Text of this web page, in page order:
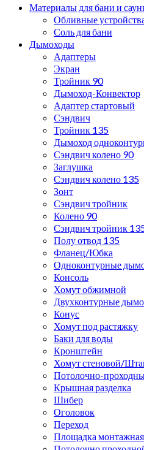
Материалы для бани и
Обливные
Соль для бани
Дымоходы
Адаптеры
Экран
Тройник 90
Дымоход-Конвектор
Адаптер стартовый
Сэндвич
Тройник 135
Дымоход
Сэндвич колено 90
Заглушка
Сэндвич колено 135
Зонт
Сэндвич тройник
Колено 90
Сэндвич тройник
Полу отвод 135
Фланец/Юбка
Одноконтурные
Консоль
Хомут обжимной
Двухконтурные
Конус
Хомут под растяжку
Баки для воды
Кронштейн
Хомут стеновой/
Потолочно-
Крышная разделка
Шибер
Оголовок
Переход
Площадка монтажная